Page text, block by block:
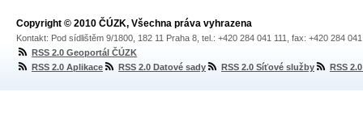
Copyright © 2010 ČÚZK, Všechna práva vyhrazena
Kontakt: Pod sídlištěm 9/1800, 182 11 Praha 8, tel.: +420 284 041 111, fax: +420 284
RSS 2.0 Geoportál ČÚZK
RSS 2.0 Aplikace
RSS 2.0 Datové sady RSS 2.0 Síťové služby RSS